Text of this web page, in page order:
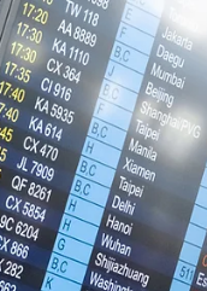
mercado